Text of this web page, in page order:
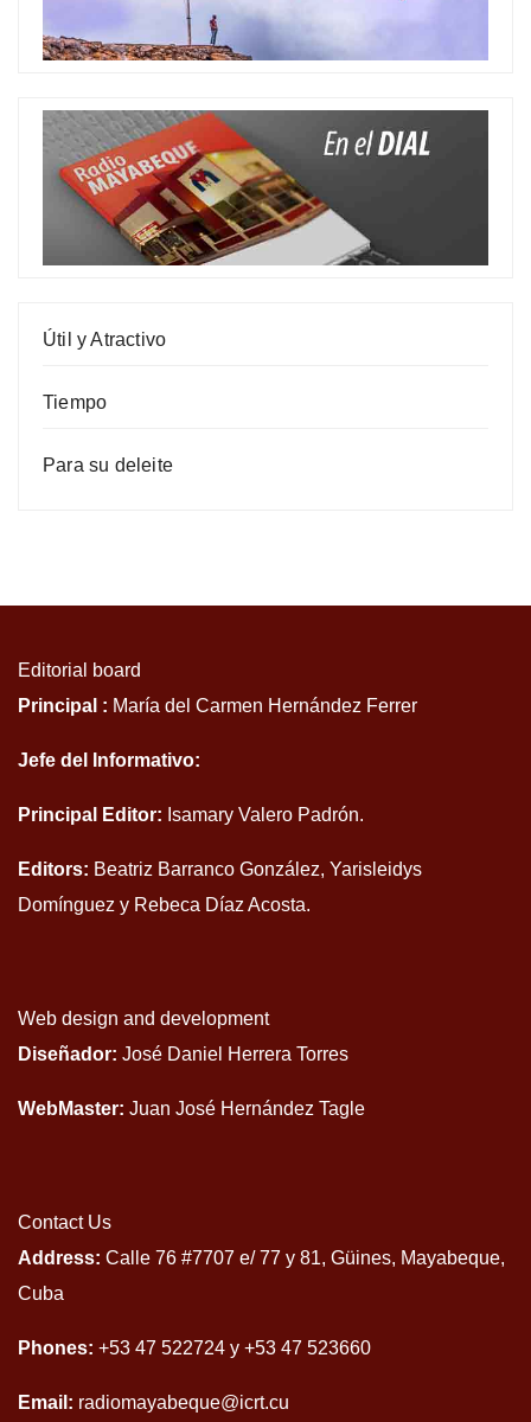
Útil y Atractivo
Tiempo
Para su deleite
Editorial board
Principal : María del Carmen Hernández Ferrer
Jefe del Informativo:
Principal Editor: Isamary Valero Padrón.
Editors: Beatriz Barranco González, Yarisleidys
Domínguez y Rebeca Díaz Acosta.
Web design and development
Diseñador: José Daniel Herrera Torres
WebMaster: Juan José Hernández Tagle
Contact Us
Address: Calle 76 #7707 e/ 77 y 81, Güines, Mayabeque,
Cuba
Phones: +53 47 522724 y +53 47 523660
Email: radiomayabeque@icrt.cu